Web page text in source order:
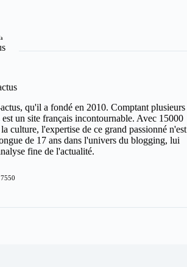
qu'il a fondé en 2010. Comptant plusieurs
un site français incontournable. Avec 15000
culture, l'expertise de ce grand passionné n'est
de 17 ans dans l'univers du blogging, lui
fine de l'actualité.